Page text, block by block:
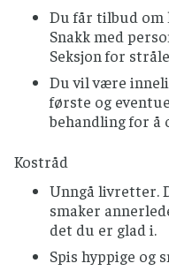
Du får tilbud om
Snakk med
Seksjon for
Du vil være
første og
behandling for å
Kostråd
Unngå livretter.
smaker
det du er glad i.
Spis hyppige og